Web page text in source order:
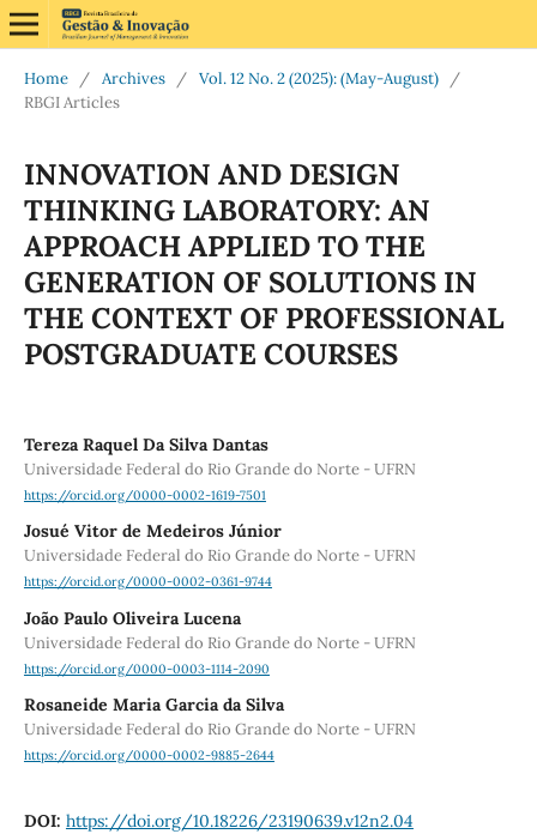
Home / Archives / Vol. 12 No. 2 (2025): (May-August)
/
RBGI Articles
INNOVATION AND DESIGN
THINKING LABORATORY: AN
APPROACH APPLIED TO THE
GENERATION OF SOLUTIONS IN
THE CONTEXT OF PROFESSIONAL
POSTGRADUATE COURSES
Tereza Raquel Da Silva Dantas
Universidade Federal do Rio Grande do Norte - UFRN
https://orcid.org/0000-0002-1619-7501
Josué Vitor de Medeiros Júnior
Universidade Federal do Rio Grande do Norte - UFRN
https://orcid.org/0000-0002-0361-9744
João Paulo Oliveira Lucena
Universidade Federal do Rio Grande do Norte - UFRN
https://orcid.org/0000-0003-1114-2090
Rosaneide Maria Garcia da Silva
Universidade Federal do Rio Grande do Norte - UFRN
https://orcid.org/0000-0002-9885-2644
DOI: https://doi.org/10.18226/23190639.v12n2.04